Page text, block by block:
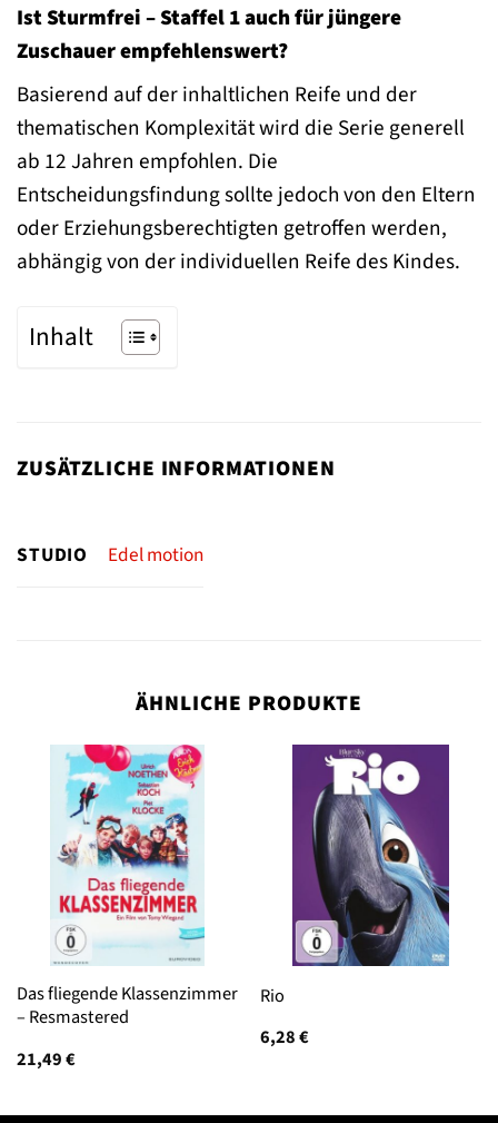
Ist Sturmfrei – Staffel 1 auch für jüngere
Zuschauer empfehlenswert?
Basierend auf der inhaltlichen Reife und der
thematischen Komplexität wird die Serie generell
ab 12 Jahren empfohlen. Die
Entscheidungsfindung sollte jedoch von den Eltern
oder Erziehungsberechtigten getroffen werden,
abhängig von der individuellen Reife des Kindes.
Inhalt
ZUSÄTZLICHE INFORMATIONEN
STUDIO Edel motion
ÄHNLICHE PRODUKTE
Das fliegende Klassenzimmer
– Resmastered
21,49€
Rio
6,28€